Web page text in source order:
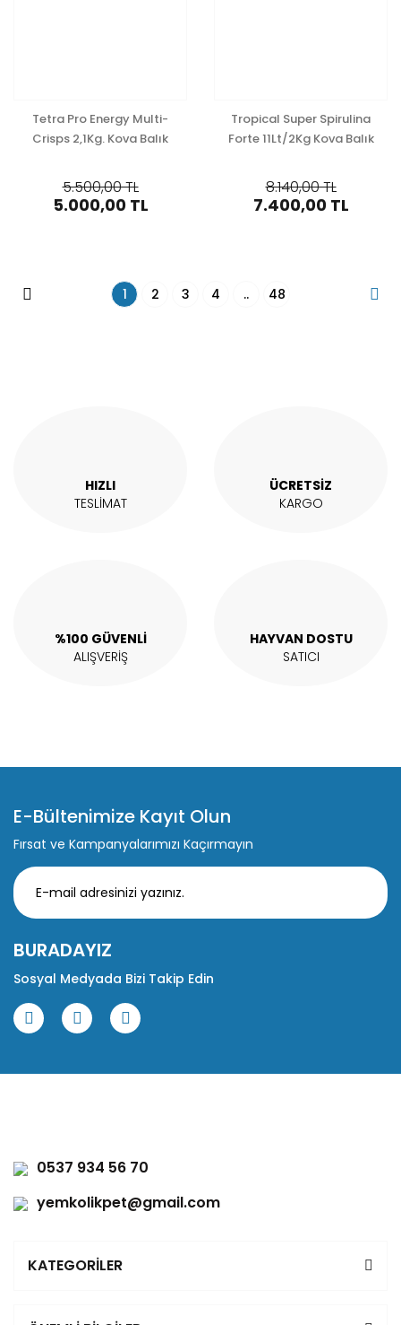
Tetra Pro Energy Multi-
Crisps 2,1Kg. Kova Balık
5.500,00 TL
5.000,00 TL
Tropical Super Spirulina
Forte 11Lt/2Kg Kova Balık
8.140,00 TL
7.400,00 TL
1 2 3 4 .. 48
HIZLI
TESLİMAT
ÜCRETSİZ
KARGO
%100 GÜVENLİ
ALIŞVERİŞ
HAYVAN DOSTU
SATICI
E-Bültenimize Kayıt Olun
Fırsat ve Kampanyalarımızı Kaçırmayın
BURADAYIZ
Sosyal Medyada Bizi Takip Edin
0537 934 56 70
yemkolikpet@gmail.com
KATEGORİLER